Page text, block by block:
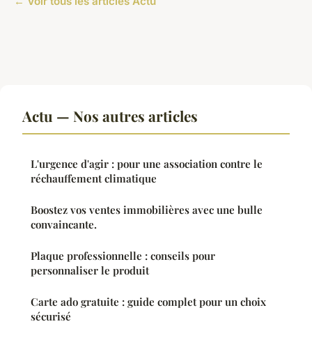
Actu — Nos autres articles
L'urgence d'agir : pour une association contre le
réchauffement climatique
Boostez vos ventes immobilières avec une bulle
convaincante.
Plaque professionnelle : conseils pour
personnaliser le produit
Carte ado gratuite : guide complet pour un choix
sécurisé